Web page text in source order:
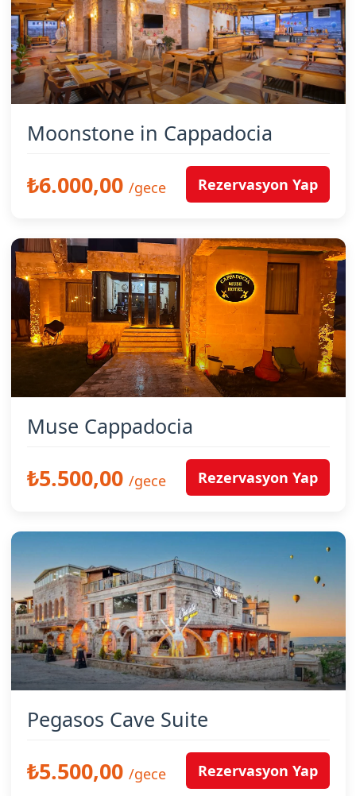
Moonstone in Cappadocia
₺6.000,00 /gece Rezervasyon Yap
Muse Cappadocia
₺5.500,00 /gece Rezervasyon Yap
Pegasos Cave Suite
₺5.500,00 /gece Rezervasyon Yap